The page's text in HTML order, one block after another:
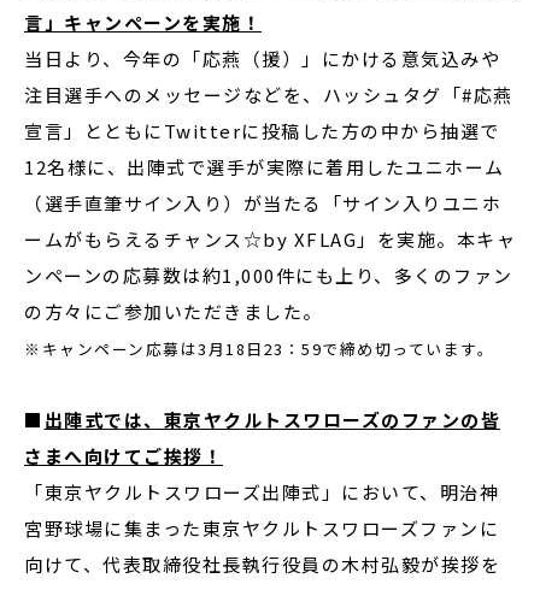
言」キャンペーンを実施！
当日より、今年の「応燕（援）」にかける意気込みや
注目選手へのメッセージなどを、ハッシュタグ「#応燕
宣言」とともにTwitterに投稿した方の中から抽選で
12名様に、出陣式で選手が実際に着用したユニホーム
（選手直筆サイン入り）が当たる「サイン入りユニホ
ームがもらえるチャンス☆by XFLAG」を実施。本キャ
ンペーンの応募数は約1,000件にも上り、多くのファン
の方々にご参加いただきました。
※キャンペーン応募は3月18日23：59で締め切っています。
■ 出陣式では、東京ヤクルトスワローズのファンの皆
さまへ向けてご挨拶！
「東京ヤクルトスワローズ出陣式」において、明治神
宮野球場に集まった東京ヤクルトスワローズファンに
向けて、代表取締役社長執行役員の木村弘毅が挨拶を